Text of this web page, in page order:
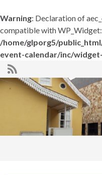
Warning: Declaration of
compatible with
/home/glporg5/
event-calendar/inc/